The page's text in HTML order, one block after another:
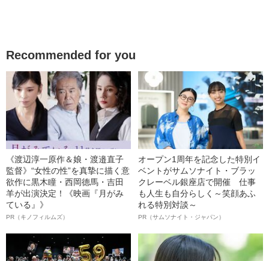
Recommended for you
《渡辺淳一原作＆娘・渡邉直子
監督》“女性の性”を真摯に描く意
欲作に黒木瞳・西岡德馬・吉田
羊が出演決定！《映画『月がみ
ている』》
PR（キノフィルムズ）
オープン1周年を記念した特別イ
ベントがサムソナイト・ブラッ
クレーベル銀座店で開催 仕事
も人生も自分らしく～笑顔あふ
れる特別対談～
PR（サムソナイト・ジャパン）